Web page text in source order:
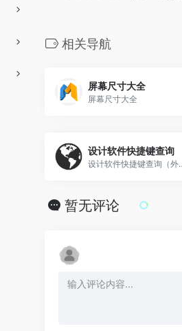
相关导航
屏幕尺寸大全
屏幕尺寸大全
设计软件快捷键查询
设计软件快
暂无评论